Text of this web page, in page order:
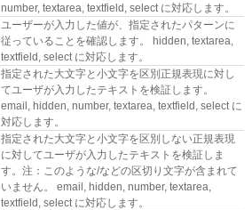
number, textarea, textfield, select に対応します。
ユーザーが入力した値が、指定されたパターンに
従っていることを確認します。 hidden, textarea,
textfield, select に対応します。
指定された大文字と小文字を区別正規表現に対し
てユーザが入力したテキストを検証します。
email, hidden, number, textarea, textfield, select に
対応します。
指定された大文字と小文字を区別しない正規表現
に対してユーザが入力したテキストを検証しま
す。注：このような/などの区切り文字が含まれて
いません。 email, hidden, number, textarea,
textfield, select に対応します。